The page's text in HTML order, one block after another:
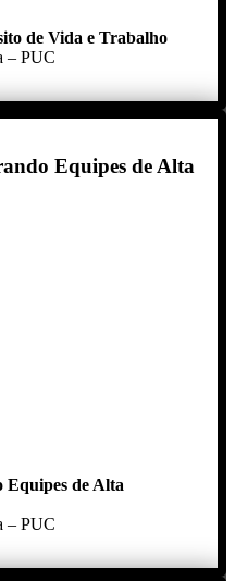
de Vida e Trabalho
– PUC
Equipes de Alta
Equipes de Alta
– PUC